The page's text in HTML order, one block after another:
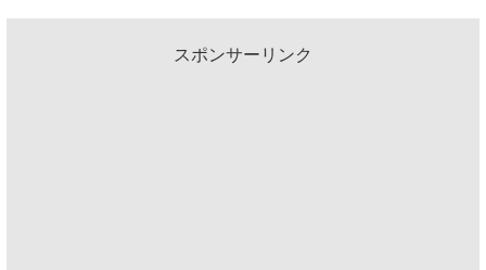
スポンサーリンク